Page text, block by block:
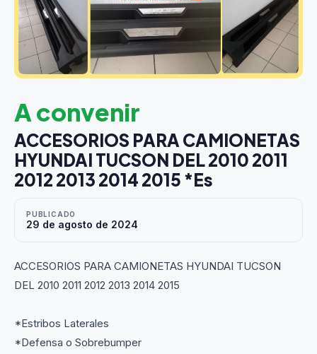
A convenir
ACCESORIOS PARA CAMIONETAS
HYUNDAI TUCSON DEL 2010 2011
2012 2013 2014 2015 *Es
PUBLICADO
29 de agosto de 2024
ACCESORIOS PARA CAMIONETAS HYUNDAI TUCSON
DEL 2010 2011 2012 2013 2014 2015
*Estribos Laterales
*Defensa o Sobrebumper